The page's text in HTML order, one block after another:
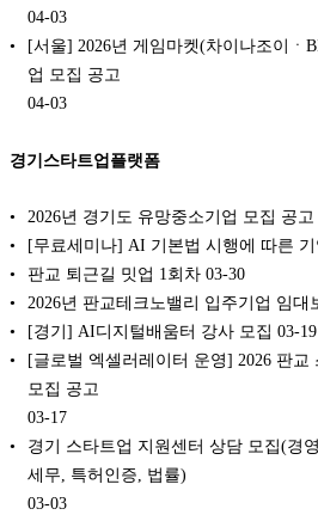
04-03
[서울] 2026년 게임마켓(차이나조이ㆍ
업 모집 공고
04-03
경기스타트업플랫폼
2026년 경기도 유망중소기업 모집 공고
[무료세미나] AI 기본법 시행에 따른
판교 퇴근길 밋업 1회차 03-30
2026년 판교테크노밸리 입주기업 임대
[경기] AI디지털배움터 강사 모집 03-19
[글로벌 엑셀러레이터 운영] 2026 판교
모집 공고
03-17
경기 스타트업 지원센터 상담 모집(경
세무, 특허인증, 법률)
03-03